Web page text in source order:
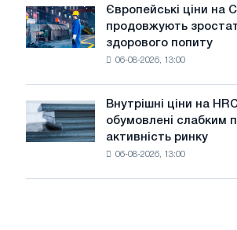
зростання
цін
нову
ріжучу
машину
Європейські
ціни
на
продовжують
зростати
на
здорового
Європейські ціни на
продовжують
здорового попиту
06-08-2026, 13:00
Внутрішні
ціни
на
Внутрішні ціни на
обумовлені слабким
активність ринку
06-08-2026, 13:00